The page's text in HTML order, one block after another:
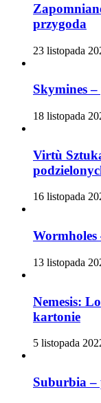
przygoda
23 listopada
Skymines
18 listopada
Virtù
16 listopada
Wormholes
13 listopada
Nemesis:
kartonie
5 listopada
Suburbia –